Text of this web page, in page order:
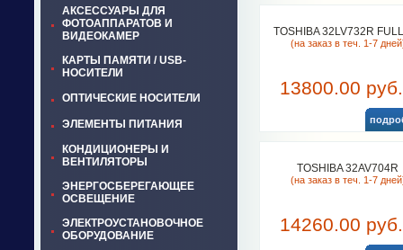
АКСЕССУАРЫ ДЛЯ
ФОТОАППАРАТОВ И
ВИДЕОКАМЕР
КАРТЫ ПАМЯТИ / USB-
НОСИТЕЛИ
ОПТИЧЕСКИЕ НОСИТЕЛИ
ЭЛЕМЕНТЫ ПИТАНИЯ
КОНДИЦИОНЕРЫ И
ВЕНТИЛЯТОРЫ
ЭНЕРГОСБЕРЕГАЮЩЕЕ
ОСВЕЩЕНИЕ
ЭЛЕКТРОУСТАНОВОЧНОЕ
ОБОРУДОВАНИЕ
TOSHIBA 32LV732R
(на заказ в теч. 1-7
13800.00 руб.
TOSHIBA 32AV704R
(на заказ в теч. 1-7
14260.00 руб.